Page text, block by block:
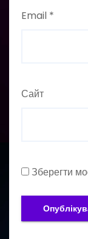
Email *
Сайт
Зберегти